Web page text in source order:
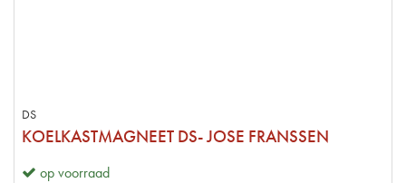
DS
KOELKASTMAGNEET DS- JOSE FRANSSEN
op voorraad